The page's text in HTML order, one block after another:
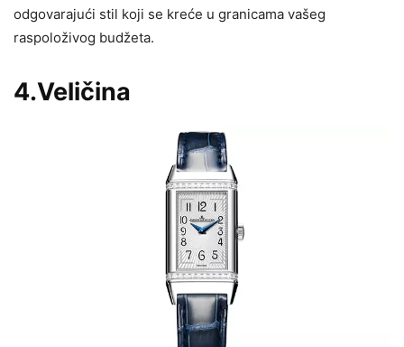
odgovarajući stil koji se kreće u granicama vašeg
raspoloživog budžeta.
4.Veličina